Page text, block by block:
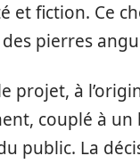
et fiction. Ce
des pierres
projet, à
couplé à
public. La